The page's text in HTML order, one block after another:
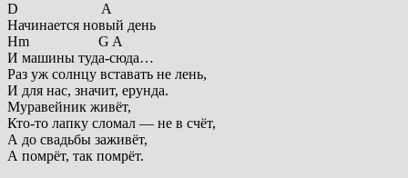
D A
Начинается новый день
Hm G A
И машины туда-сюда…
Раз уж солнцу вставать не лень,
И для нас, значит, ерунда.
Муравейник живёт,
Кто-то лапку сломал — не в счёт,
А до свадьбы заживёт,
А помрёт, так помрёт.